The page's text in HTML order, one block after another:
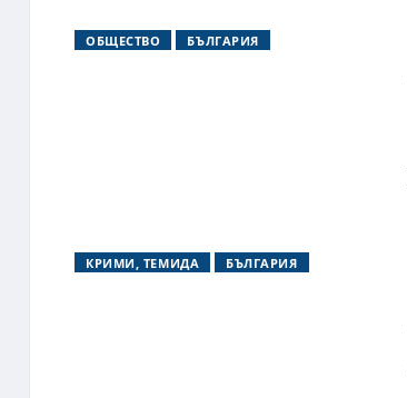
ОБЩЕСТВО БЪЛГАРИЯ
КРИМИ, ТЕМИДА БЪЛГАРИЯ